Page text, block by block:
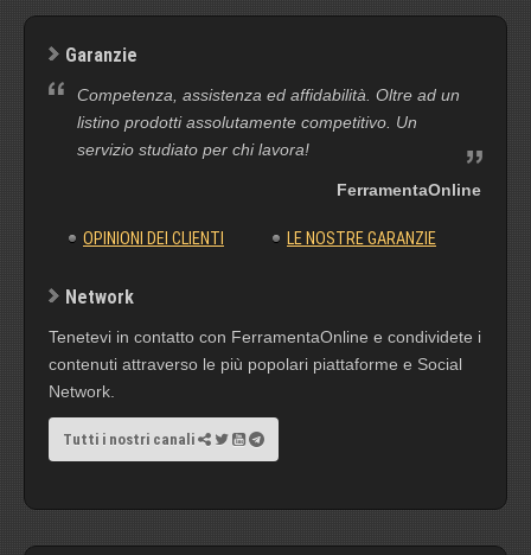
Garanzie
Competenza, assistenza ed affidabilità. Oltre ad un
listino prodotti assolutamente competitivo. Un
servizio studiato per chi lavora!
FerramentaOnline
OPINIONI DEI CLIENTI LE NOSTRE GARANZIE
Network
Tenetevi in contatto con FerramentaOnline e condividete i
contenuti attraverso le più popolari piattaforme e Social
Network.
Tutti i nostri canali